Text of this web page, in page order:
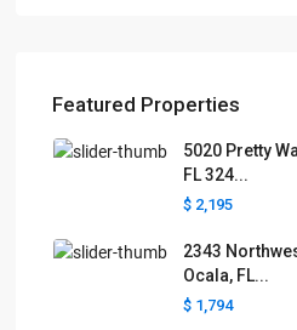
Featured Properties
5020 Pretty
FL 324...
$ 2,195
2343
Ocala, FL...
$ 1,794